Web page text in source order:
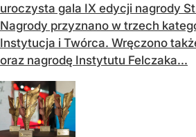
uroczysta gala IX edycji nagrody
Nagrody przyznano w trzech
Instytucja i Twórca. Wręczono
oraz nagrodę Instytutu Felczaka...